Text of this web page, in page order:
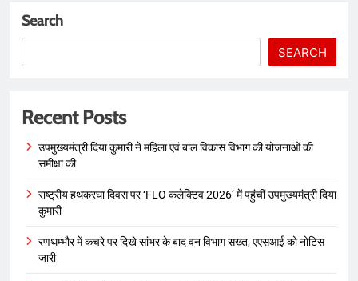
Search
SEARCH
Recent Posts
उपमुख्यमंत्री दिया कुमारी ने महिला एवं बाल विकास विभाग की योजनाओं की
समीक्षा की
राष्ट्रीय हथकरघा दिवस पर ‘FLO कलेक्टिव 2026’ में पहुंचीं उपमुख्यमंत्री दिया
कुमारी
रणथम्भौर में कचरे पर दिखे सांभर के बाद वन विभाग सख्त, एएसआई को नोटिस
जारी